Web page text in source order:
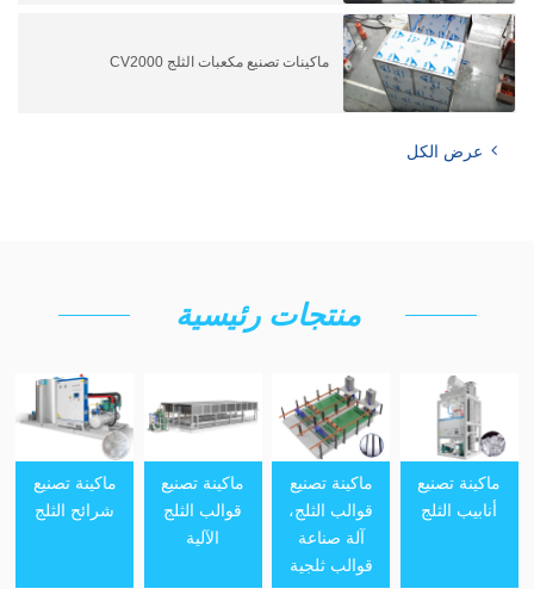
ماكينات تصنيع مكعبات الثلج CV2000
عرض الكل
منتجات رئيسية
ماكينة تصنيع
أنابيب الثلج
ماكينة تصنيع
قوالب الثلج،
آلة صناعة
قوالب ثلجية
ماكينة تصنيع
قوالب الثلج
الآلية
ماكينة تصنيع
شرائح الثلج